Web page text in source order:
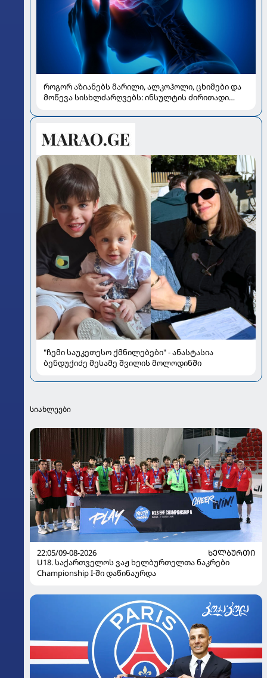
როგორ აზიანებს მარილი, ალკოჰოლი, ცხიმები და
მოწევა სისხლძარღვებს: ინსულტის ძირითადი
"ჩემი საუკეთესო ქმნილებები" - ანასტასია
ბენდუქიძე მესამე შვილის მოლოდინში
სიახლეები
22:05/09-08-2026
ᲮᲔᲚᲑᲣᲠᲗᲘ
U18. საქართველოს ვაჟ ხელბურთელთა ნაკრები
Championship I-ში დაწინაურდა